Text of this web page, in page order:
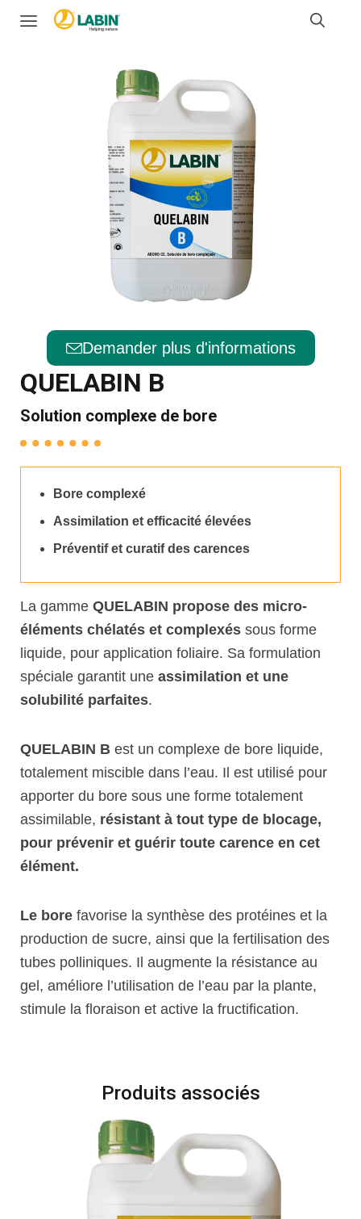
Demander plus d'informations
QUELABIN B
Solution complexe de bore
Bore complexé
Assimilation et efficacité élevées
Préventif et curatif des carences
La gamme QUELABIN propose des micro-
éléments chélatés et complexés sous forme
liquide, pour application foliaire. Sa formulation
spéciale garantit une assimilation et une
solubilité parfaites.
QUELABIN B est un complexe de bore liquide,
totalement miscible dans l’eau. Il est utilisé pour
apporter du bore sous une forme totalement
assimilable, résistant à tout type de blocage,
pour prévenir et guérir toute carence en cet
élément.
Le bore favorise la synthèse des protéines et la
production de sucre, ainsi que la fertilisation des
tubes polliniques. Il augmente la résistance au
gel, améliore l’utilisation de l’eau par la plante,
stimule la floraison et active la fructification.
Produits associés